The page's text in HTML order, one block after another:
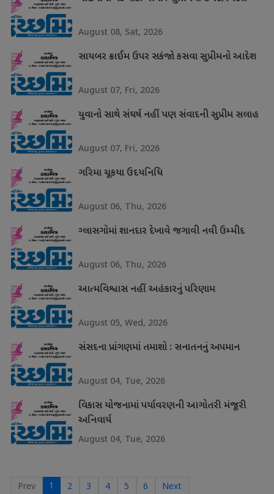
August 08, Sat, 2026
સાયબર ક્રાઈમ ઉપર સકંજો કસવા સુપ્રીમનો આદેશ
August 07, Fri, 2026
યુવાનો સાથે સંઘર્ષ નહીં પણ સંવાદની સુપ્રીમ સલાહ
August 07, Fri, 2026
ગરિમા ચૂકયા ઉદયનિધિ
August 06, Thu, 2026
ગ્લાસગોમાં શાનદાર દેખાવે જગાવી નવી ઉમ્મીદ
August 06, Thu, 2026
આત્મવિશ્વાસ નહીં અહંકારનું પરિણામ
August 05, Wed, 2026
સંસદના પ્રાંગણમાં તમાશો : સનાતનનું અપમાન
August 04, Tue, 2026
વિકાસ યોજનામાં પર્યાવરણની આગોતરી મંજૂરી
અનિવાર્ય
August 04, Tue, 2026
Prev 1 2 3 4 5 6 Next